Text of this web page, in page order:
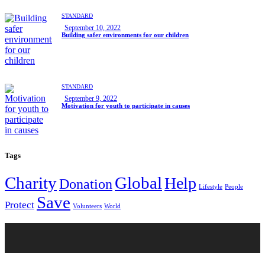
STANDARD
September 10, 2022
Building safer environments for our children
STANDARD
September 9, 2022
Motivation for youth to participate in causes
Tags
CharityDonation GlobalHelp Lifestyle People
Protect Save Volunteers World